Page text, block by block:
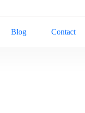
Blog Contact